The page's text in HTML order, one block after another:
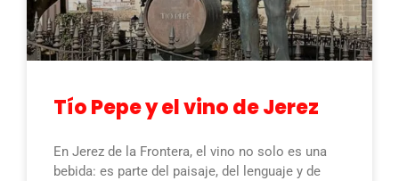
Tío Pepe y el vino de Jerez
En Jerez de la Frontera, el vino no solo es una
bebida: es parte del paisaje, del lenguaje y de